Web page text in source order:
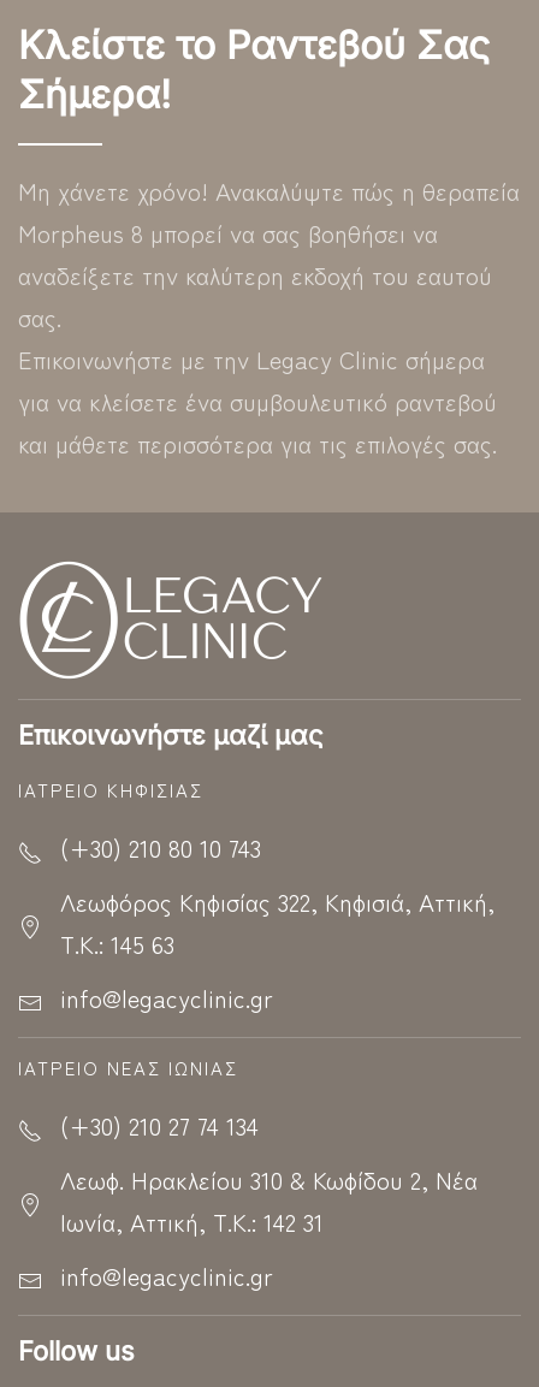
Κλείστε το Ραντεβού Σας
Σήμερα!
Μη χάνετε χρόνο! Ανακαλύψτε πώς η θεραπεία
Morpheus 8 μπορεί να σας βοηθήσει να
αναδείξετε την καλύτερη εκδοχή του εαυτού
σας.
Επικοινωνήστε με την Legacy Clinic σήμερα
για να κλείσετε ένα συμβουλευτικό ραντεβού
και μάθετε περισσότερα για τις επιλογές σας.
Επικοινωνήστε μαζί μας
ΙΑΤΡΕΊΟ ΚΗΦΙΣΊΑΣ
(+30) 210 80 10 743
Λεωφόρος Κηφισίας 322, Κηφισιά, Αττική,
Τ.Κ.: 145 63
info@legacyclinic.gr
ΙΑΤΡΕΊΟ ΝΈΑΣ ΙΩΝΊΑΣ
(+30) 210 27 74 134
Λεωφ. Ηρακλείου 310 & Κωφίδου 2, Νέα
Ιωνία, Αττική, Τ.Κ.: 142 31
info@legacyclinic.gr
Follow us